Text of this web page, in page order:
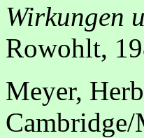
Wirkungen
Rowohlt,
Meyer,